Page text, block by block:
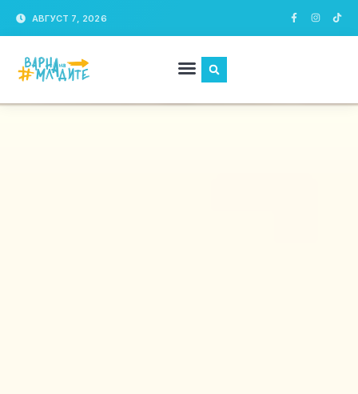
АВГУСТ 7, 2026